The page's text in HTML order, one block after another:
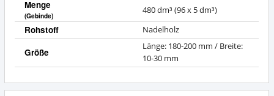
Menge
(Gebinde)
480 dm³ (96 x 5 dm³)
Rohstoff Nadelholz
Größe
Länge: 180-200 mm / Breite:
10-30 mm